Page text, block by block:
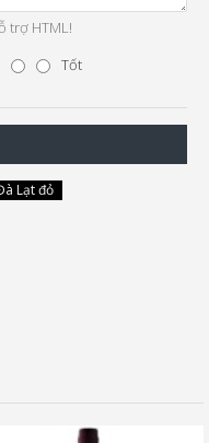
trợ HTML!
Tốt
Lạt đỏ